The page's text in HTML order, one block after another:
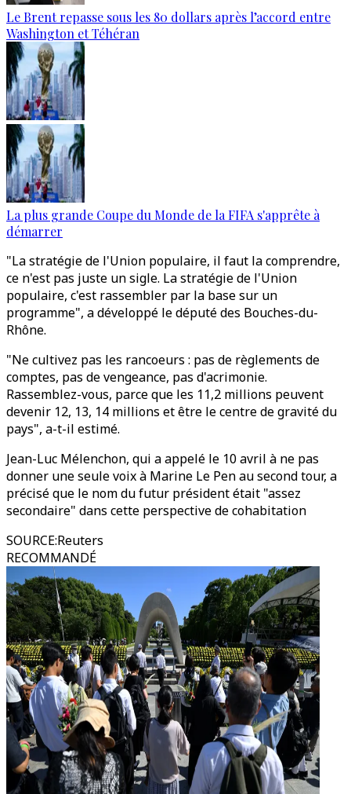
Le Brent repasse sous les 80 dollars après l’accord entre
Washington et Téhéran
La plus grande Coupe du Monde de la FIFA s'apprête à
démarrer
"La stratégie de l'Union populaire, il faut la comprendre,
ce n'est pas juste un sigle. La stratégie de l'Union
populaire, c'est rassembler par la base sur un
programme", a développé le député des Bouches-du-
Rhône.
"Ne cultivez pas les rancoeurs : pas de règlements de
comptes, pas de vengeance, pas d'acrimonie.
Rassemblez-vous, parce que les 11,2 millions peuvent
devenir 12, 13, 14 millions et être le centre de gravité du
pays", a-t-il estimé.
Jean-Luc Mélenchon, qui a appelé le 10 avril à ne pas
donner une seule voix à Marine Le Pen au second tour, a
précisé que le nom du futur président était "assez
secondaire" dans cette perspective de cohabitation
SOURCE:Reuters
RECOMMANDÉ